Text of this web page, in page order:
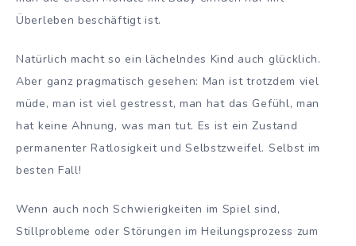
Überleben beschäftigt ist.
Natürlich macht so ein lächelndes Kind auch glücklich.
Aber ganz pragmatisch gesehen: Man ist trotzdem viel
müde, man ist viel gestresst, man hat das Gefühl, man
hat keine Ahnung, was man tut. Es ist ein Zustand
permanenter Ratlosigkeit und Selbstzweifel. Selbst im
besten Fall!
Wenn auch noch Schwierigkeiten im Spiel sind,
Stillprobleme oder Störungen im Heilungsprozess zum